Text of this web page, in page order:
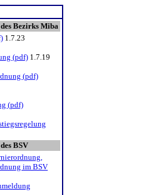
Bezirks Miba
1.7.23
(pdf) 1.7.19
(pdf)
(pdf)
BSV
im BSV